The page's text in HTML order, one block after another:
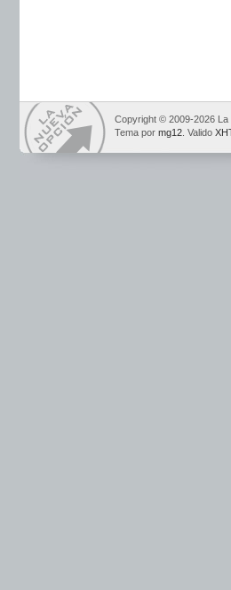
Copyright © 2009-2026
Tema por mg12 . Valido